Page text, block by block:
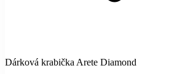
Dárková krabička Arete Diamond